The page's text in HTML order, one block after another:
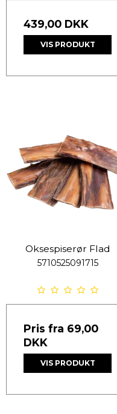
439,00 DKK
VIS PRODUKT
Oksespiserør Flad
5710525091715
Pris fra 69,00
DKK
VIS PRODUKT